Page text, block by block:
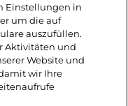
einem
Die
und mit
Einstellungen in
um die auf
auszufüllen.
Aktivitäten und
Website und
wir Ihre